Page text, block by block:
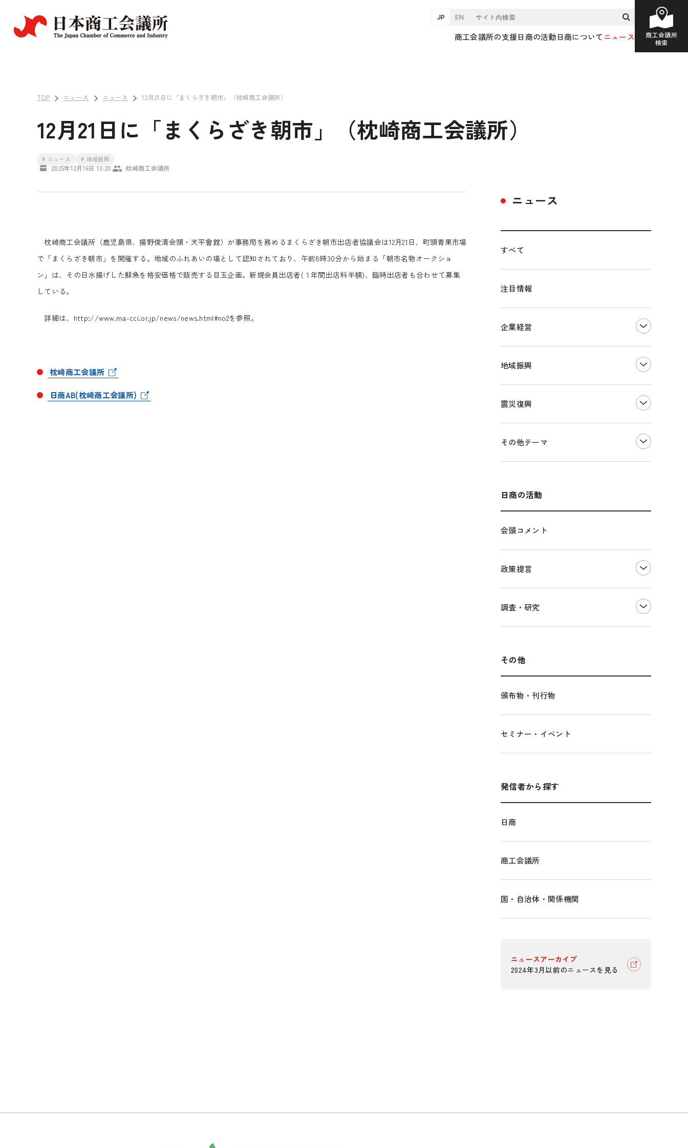
JP EN
商工会議所の支援日商の活動日商についてニュース
商工会議所
検索
TOP ニュース ニュース 12月21日に「まくらざき朝市」（枕崎商工会議所）
12月21日に「まくらざき朝市」（枕崎商工会議所）
# ニュース # 地域振興
2025年12月16日 13:20 枕崎商工会議所
枕崎商工会議所（鹿児島県、揚野俊清会頭・天平會館）が事務局を務めるまくらざき朝市出店者協議会は12月21日、町頭青果市場
で「まくらざき朝市」を開催する。地域のふれあいの場として認知されており、午前8時30分から始まる「朝市名物オークショ
ン」は、その日水揚げした鮮魚を格安価格で販売する目玉企画。新規会員出店者(１年間出店料半額)、臨時出店者も合わせて募集
している。
詳細は、http://www.ma-cci.or.jp/news/news.html#no2を参照。
枕崎商工会議所
日商AB(枕崎商工会議所)
ニュース
すべて
注目情報
企業経営
地域振興
震災復興
その他テーマ
多様な人材の活躍推進
各種制度・助成金
パートナーシップ構築宣言
海外展開イニシアティブ
輸出管理体制構築支援
日商の活動
会頭コメント
政策提言
国土強靭化・社会基盤整備・震災復興
調査・研究
その他
頒布物・刊行物
セミナー・イベント
発信者から探す
日商
商工会議所
国・自治体・関係機関
ニュースアーカイブ
2024年3月以前のニュースを見る